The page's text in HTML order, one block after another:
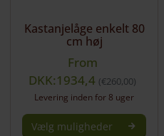
Kastanjelåge enkelt 80
cm høj
From
DKK:1934,4 €260,00
Levering inden for 8 uger
Vælg muligheder